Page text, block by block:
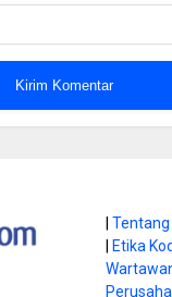
|Tentang
|Etika
Bekal Utama